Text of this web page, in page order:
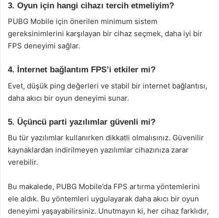
3. Oyun için hangi cihazı tercih etmeliyim?
PUBG Mobile için önerilen minimum sistem
gereksinimlerini karşılayan bir cihaz seçmek, daha iyi bir
FPS deneyimi sağlar.
4. İnternet bağlantım FPS’i etkiler mi?
Evet, düşük ping değerleri ve stabil bir internet bağlantısı,
daha akıcı bir oyun deneyimi sunar.
5. Üçüncü parti yazılımlar güvenli mi?
Bu tür yazılımlar kullanırken dikkatli olmalısınız. Güvenilir
kaynaklardan indirilmeyen yazılımlar cihazınıza zarar
verebilir.
Bu makalede, PUBG Mobile’da FPS artırma yöntemlerini
ele aldık. Bu yöntemleri uygulayarak daha akıcı bir oyun
deneyimi yaşayabilirsiniz. Unutmayın ki, her cihaz farklıdır,